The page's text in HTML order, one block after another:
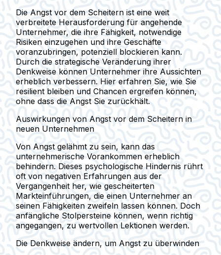
Die Angst vor dem Scheitern ist eine weit
verbreitete Herausforderung für angehende
Unternehmer, die ihre Fähigkeit, notwendige
Risiken einzugehen und ihre Geschäfte
voranzubringen, potenziell blockieren kann.
Durch die strategische Veränderung ihrer
Denkweise können Unternehmer ihre Aussichten
erheblich verbessern. Hier erfahren Sie, wie Sie
resilient bleiben und Chancen ergreifen können,
ohne dass die Angst Sie zurückhält.
Auswirkungen von Angst vor dem Scheitern in
neuen Unternehmen
Von Angst gelähmt zu sein, kann das
unternehmerische Vorankommen erheblich
behindern. Dieses psychologische Hindernis rührt
oft von negativen Erfahrungen aus der
Vergangenheit her, wie gescheiterten
Markteinführungen, die einen Unternehmer an
seinen Fähigkeiten zweifeln lassen können. Doch
anfängliche Stolpersteine können, wenn richtig
angegangen, zu wertvollen Lektionen werden.
Die Denkweise ändern, um Angst zu überwinden